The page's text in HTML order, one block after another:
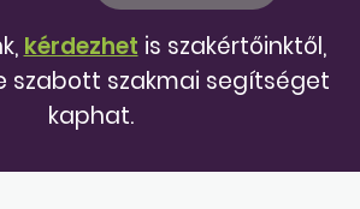
kérdezhet is szakértőinktől,
szabott szakmai segítséget
kaphat.